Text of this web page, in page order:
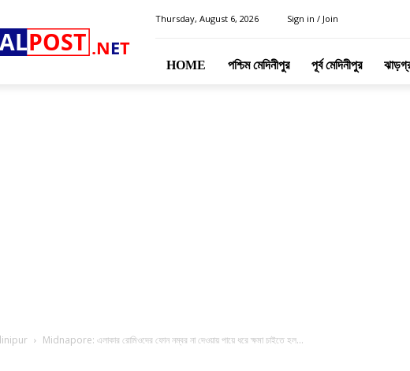
.NET
POST
Thursday, August 6, 2026 Sign in / Join
HOME পশ্চিম মেদিনীপুর পূর্ব মেদিনীপুর
Midnapore: এলাকার রোমিওদের ফোন নম্বর না দেওয়ায় পায়ে ধরে ক্ষমা চাইতে হল...